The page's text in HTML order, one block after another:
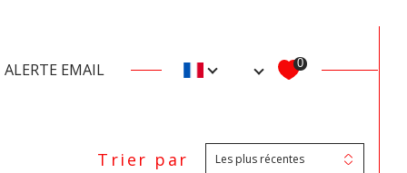
ventes tocane-saint-
ALERTE EMAIL Langue 0
filtrer
BATIR
Trier par Les plus récentes